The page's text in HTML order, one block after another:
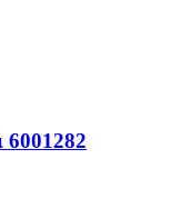
6001282